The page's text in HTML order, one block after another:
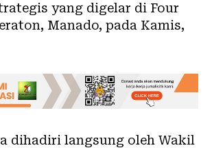
yang digelar di Four
Manado, pada Kamis,
dihadiri langsung oleh Wakil